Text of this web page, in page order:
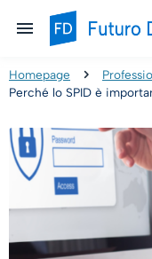
Homepage
Perché lo SPID è